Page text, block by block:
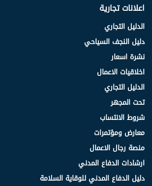
اعلانات تجارية
الدليل التجاري
دليل النجف السياحي
نشرة اسعار
اخلاقيات الاعمال
الدليل التجاري
تحت المجهر
شروط الانتساب
معارض ومؤتمرات
منصة رجال الاعمال
ارشادات الدفاع المدني
دليل الدفاع المدني للوقاية السلامة